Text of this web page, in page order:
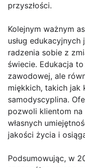
przyszłości.
Kolejnym ważnym
usług
radzenia sobie z
świecie. Edukacja
zawodowej, ale
miękkich, takich jak
samodyscyplina.
pozwoli klientom
własnych
jakości życia i
Podsumowując, w